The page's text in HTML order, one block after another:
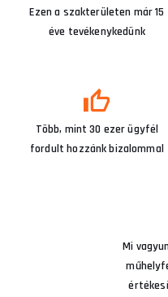
Ezen a szakterületen már 15
éve tevékenykedünk
Több, mint 30 ezer ügyfél
fordult hozzánk bizalommal
Mi